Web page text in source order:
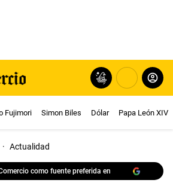
Fujimori Simon Biles Dólar Papa León XIV
· Actualidad
como fuente preferida en